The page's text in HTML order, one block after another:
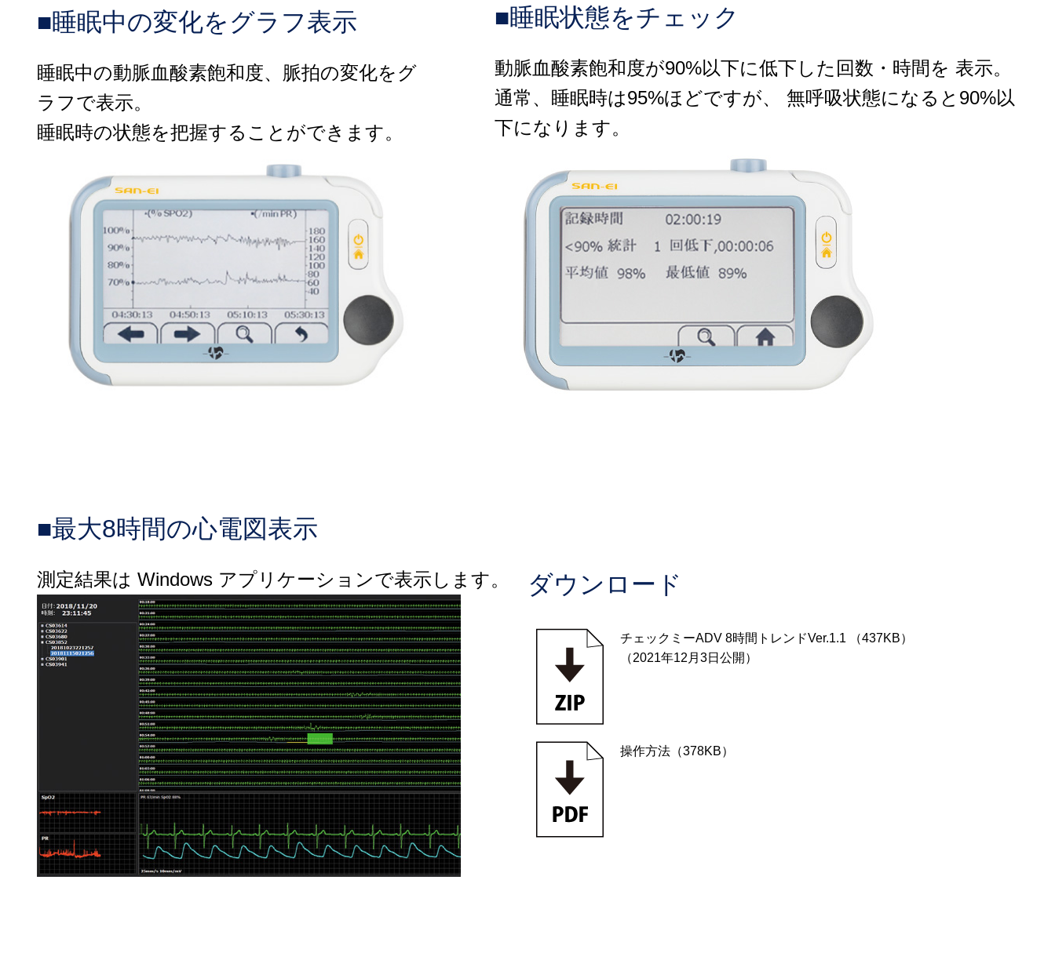
■睡眠中の変化をグラフ表示
睡眠中の動脈血酸素飽和度、脈拍の変化をグ
ラフで表示。
睡眠時の状態を把握することができます。
■睡眠状態をチェック
動脈血酸素飽和度が90%以下に低下した回数・時間を 表示。
通常、睡眠時は95%ほどですが、 無呼吸状態になると90%以
下になります。
■最大8時間の心電図表示
測定結果は Windows アプリケーションで表示します。 ダウンロード
チェックミーADV 8時間トレンドVer.1.1 （437KB）
（2021年12月3日公開）
操作方法（378KB）